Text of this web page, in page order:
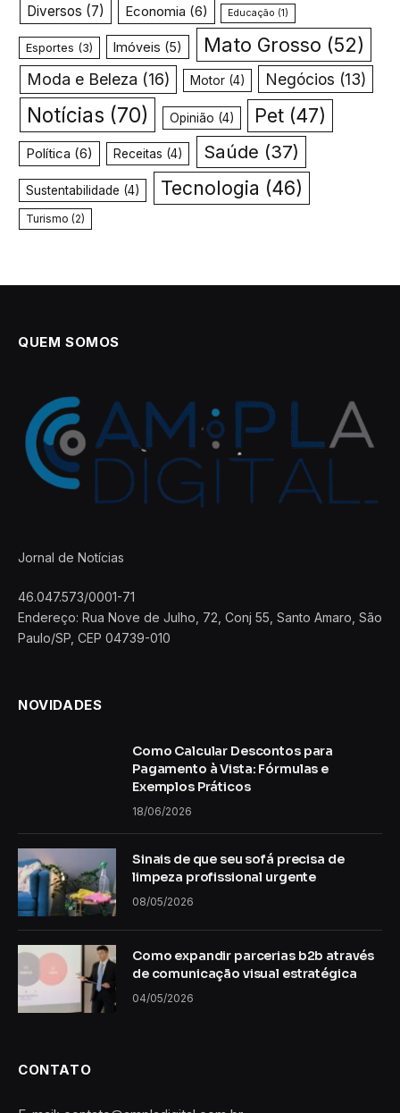
Diversos (7) Economia (6) Educação (1)
Esportes (3) Imóveis (5) Mato Grosso (52)
Moda e Beleza (16) Motor(4) Negócios (13)
Notícias (70) Opinião (4) Pet (47)
Política (6) Receitas (4) Saúde (37)
Sustentabilidade (4) Tecnologia (46)
Turismo (2)
QUEM SOMOS
Jornal de Notícias
46.047.573/0001-71
Endereço: Rua Nove de Julho, 72, Conj 55, Santo Amaro, São
Paulo/SP, CEP 04739-010
NOVIDADES
Como Calcular Descontos para
Pagamento à Vista: Fórmulas e
Exemplos Práticos
18/06/2026
Sinais de que seu sofá precisa de
limpeza profissional urgente
08/05/2026
Como expandir parcerias b2b através
de comunicação visual estratégica
04/05/2026
CONTATO